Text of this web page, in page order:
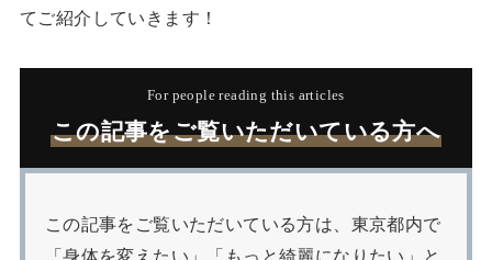
てご紹介していきます！
For people reading this articles
この記事をご覧いただいている方へ
この記事をご覧いただいている方は、東京都内で
「身体を変えたい」「もっと綺麗になりたい」と